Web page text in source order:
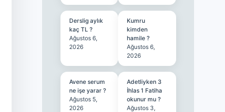
Derslig aylık
kaç TL ?
Ağustos 6,
2026
Kumru
kimden
hamile ?
Ağustos 6,
2026
Avene serum
ne işe yarar ?
Ağustos 5,
2026
Adetliyken 3
İhlas 1 Fatiha
okunur mu ?
Ağustos 3,